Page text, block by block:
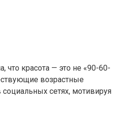
что красота — это не «90-60-
возрастные
сетях, мотивируя